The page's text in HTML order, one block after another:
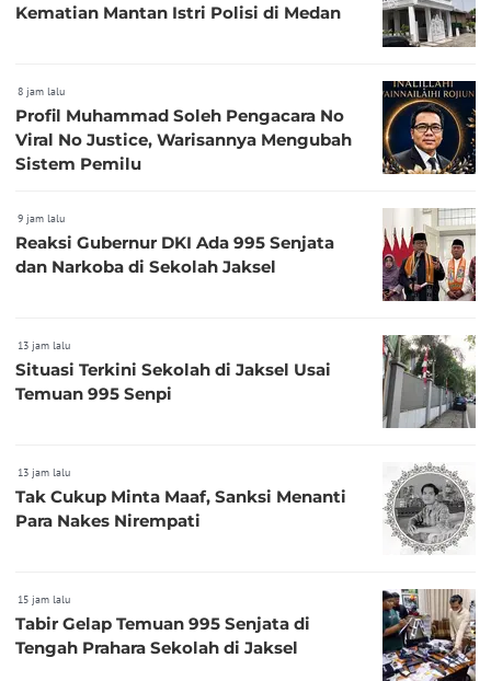
Kematian Mantan Istri Polisi di Medan
8 jam lalu
Profil Muhammad Soleh Pengacara No
Viral No Justice, Warisannya Mengubah
Sistem Pemilu
9 jam lalu
Reaksi Gubernur DKI Ada 995 Senjata
dan Narkoba di Sekolah Jaksel
13 jam lalu
Situasi Terkini Sekolah di Jaksel Usai
Temuan 995 Senpi
13 jam lalu
Tak Cukup Minta Maaf, Sanksi Menanti
Para Nakes Nirempati
15 jam lalu
Tabir Gelap Temuan 995 Senjata di
Tengah Prahara Sekolah di Jaksel